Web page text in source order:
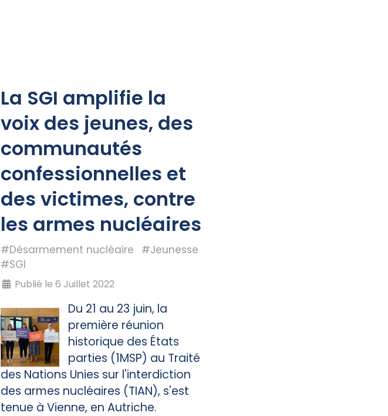
La SGI amplifie la
voix des jeunes, des
communautés
confessionnelles et
des victimes, contre
les armes nucléaires
#Désarmement nucléaire
#Jeunesse
#SGI
Publié le 6 Juillet 2022
Du 21 au 23 juin, la
première réunion
historique des États
parties (1MSP) au Traité
des Nations Unies sur l'interdiction
des armes nucléaires (TIAN), s'est
tenue à Vienne, en Autriche.